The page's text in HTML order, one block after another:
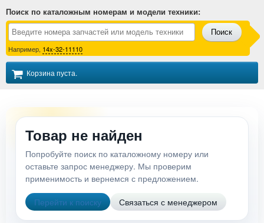
Поиск по каталожным номерам и модели техники:
Поиск
Например, 14x-32-11110
Корзина пуста.
Товар не найден
Попробуйте поиск по каталожному номеру или
оставьте запрос менеджеру. Мы проверим
применимость и вернемся с предложением.
Перейти к поиску
Связаться с менеджером